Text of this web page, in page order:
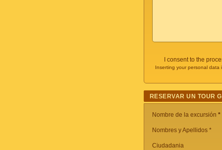
I consent to the
Inserting your personal
RESERVAR UN TOUR
Nombre de la excursión *
Nombres y Apellidos *
Ciudadania